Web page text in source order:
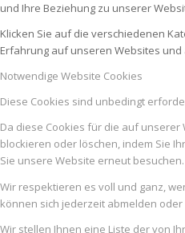
und Ihre Beziehung zu unserer
Klicken Sie auf die verschiedenen
Erfahrung auf unseren Websites
Notwendige Website Cookies
Diese Cookies sind unbedingt
Da diese Cookies für die auf
blockieren oder löschen, indem Sie
Sie unsere Website erneut besuchen.
Wir respektieren es voll und ganz,
können sich jederzeit abmelden
Wir stellen Ihnen eine Liste der von